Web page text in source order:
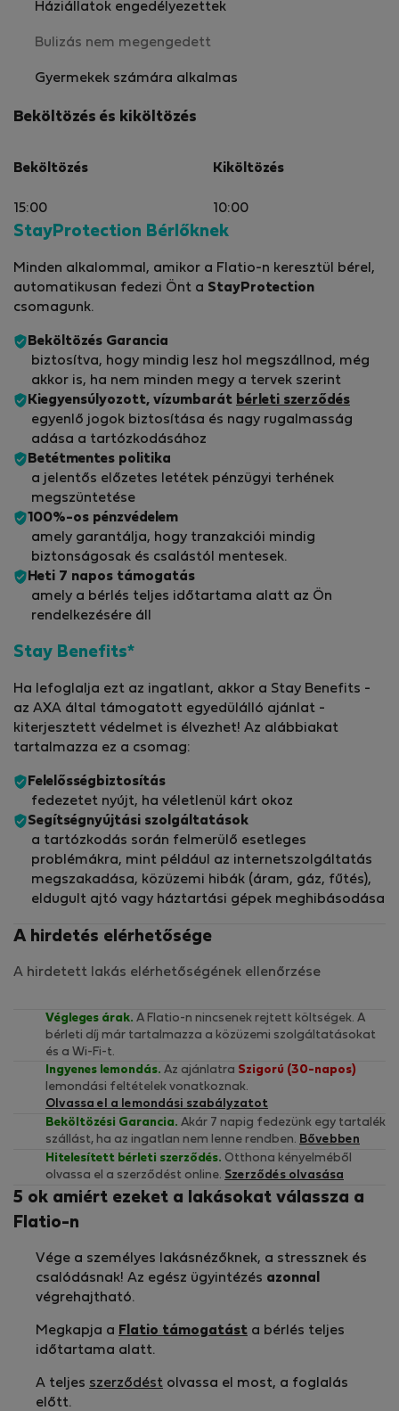
Háziállatok engedélyezettek
Bulizás nem megengedett
Gyermekek számára alkalmas
Beköltözés és kiköltözés
Beköltözés
15:00
Kiköltözés
10:00
StayProtection Bérlőknek
Minden alkalommal, amikor a Flatio-n keresztül bérel,
automatikusan fedezi Önt a StayProtection
csomagunk.
Beköltözés Garancia
biztosítva, hogy mindig lesz hol megszállnod, még
akkor is, ha nem minden megy a tervek szerint
Kiegyensúlyozott, vízumbarát bérleti szerződés
egyenlő jogok biztosítása és nagy rugalmasság
adása a tartózkodásához
Betétmentes politika
a jelentős előzetes letétek pénzügyi terhének
megszüntetése
100%-os pénzvédelem
amely garantálja, hogy tranzakciói mindig
biztonságosak és csalástól mentesek.
Heti 7 napos támogatás
amely a bérlés teljes időtartama alatt az Ön
rendelkezésére áll
Stay Benefits*
Ha lefoglalja ezt az ingatlant, akkor a Stay Benefits -
az AXA által támogatott egyedülálló ajánlat -
kiterjesztett védelmet is élvezhet! Az alábbiakat
tartalmazza ez a csomag:
Felelősségbiztosítás
fedezetet nyújt, ha véletlenül kárt okoz
Segítségnyújtási szolgáltatások
a tartózkodás során felmerülő esetleges
problémákra, mint például az internetszolgáltatás
megszakadása, közüzemi hibák (áram, gáz, fűtés),
eldugult ajtó vagy háztartási gépek meghibásodása
A hirdetés elérhetősége
A hirdetett lakás elérhetőségének ellenőrzése
Végleges árak. A Flatio-n nincsenek rejtett költségek. A
bérleti díj már tartalmazza a közüzemi szolgáltatásokat
és a Wi-Fi-t.
Ingyenes lemondás. Az ajánlatra Szigorú (30-napos)
lemondási feltételek vonatkoznak.
Olvassa el a lemondási szabályzatot
Beköltözési Garancia. Akár 7 napig fedezünk egy tartalék
szállást, ha az ingatlan nem lenne rendben. Bővebben
Hitelesített bérleti szerződés. Otthona kényelméből
olvassa el a szerződést online. Szerződés olvasása
5 ok amiért ezeket a lakásokat válassza a
Flatio-n
Vége a személyes lakásnézőknek, a stressznek és
csalódásnak! Az egész ügyintézés azonnal
végrehajtható.
Megkapja a Flatio támogatást a bérlés teljes
időtartama alatt.
A teljes szerződést olvassa el most, a foglalás
előtt.